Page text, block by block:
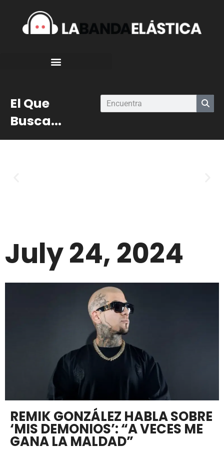
El Que
Busca...
July 24, 2024
REMIK GONZÁLEZ HABLA SOBRE
‘MIS DEMONIOS’: “A VECES ME
GANA LA MALDAD”